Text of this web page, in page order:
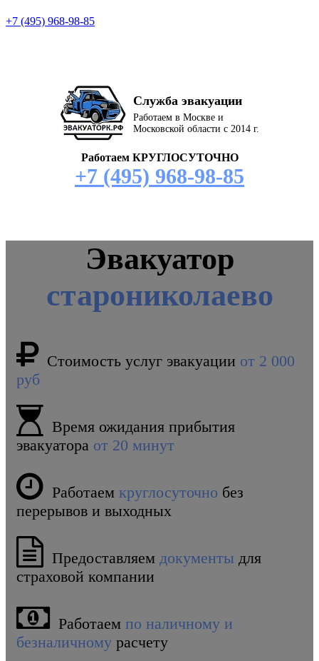
+7 (495) 968-98-85
Служба эвакуации
Работаем в Москве и
Московской области с 2014 г.
Работаем КРУГЛОСУТОЧНО
+7 (495) 968-98-85
Эвакуатор
старониколаево
Стоимость услуг эвакуации от 2 000
руб
Время ожидания прибытия
эвакуатора от 20 минут
Работаем круглосуточно без
перерывов и выходных
Предоставляем документы для
страховой компании
Работаем по наличному и
безналичному расчету